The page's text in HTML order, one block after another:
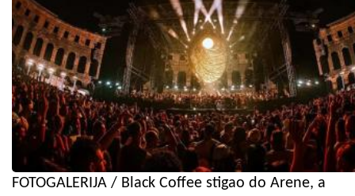
FOTOGALERIJA / Black Coffee stigao do Arene, a